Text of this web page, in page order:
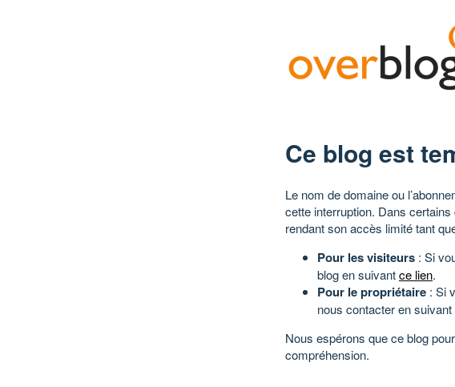
Ce blog est
Le nom de domaine ou
cette interruption. Dans
rendant son accès limité tant
Pour les visiteurs : Si
blog en suivantce lien.
Pour le propriétaire : Si
nous contacter en suivant
Nous espérons que ce blog
compréhension.